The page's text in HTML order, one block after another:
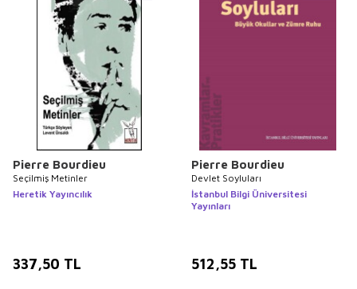
Pierre Bourdieu
Seçilmiş Metinler
Heretik Yayıncılık
337,50 TL
Pierre Bourdieu
Devlet Soyluları
İstanbul Bilgi Üniversitesi
Yayınları
512,55 TL